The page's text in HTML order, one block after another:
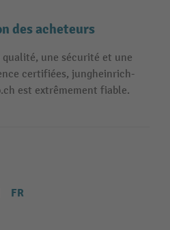
des acheteurs
qualité, une sécurité et une
certifiées, jungheinrich-
est extrêmement fiable.
FR